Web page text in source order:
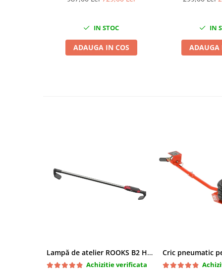
Scule pentru tinichigerie
Filtre Pneumatice
IN STOC
ADAUGA IN COS
IN
ADAUGA
Lampă de atelier ROOKS B2 HYBRID pentru capotă, 2000 lumeni, 5000 mAh
Achizitie verificata